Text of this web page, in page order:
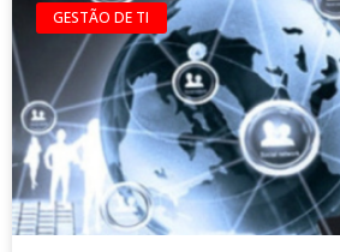
GESTÃO DE TI